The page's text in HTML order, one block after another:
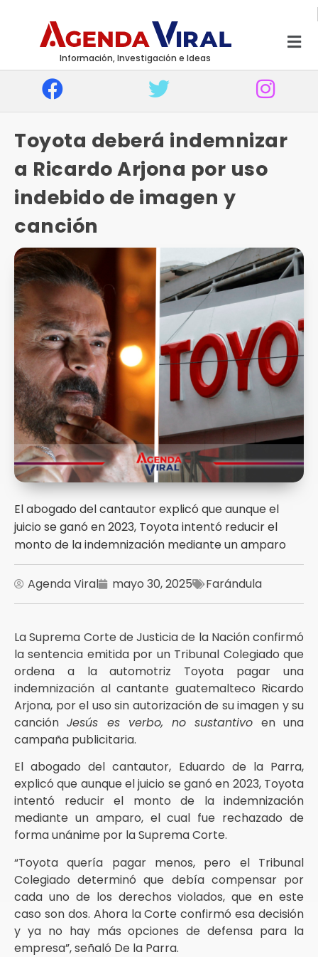
Información, Investigación e Ideas
Toyota deberá indemnizar
a Ricardo Arjona por uso
indebido de imagen y
canción
El abogado del cantautor explicó que aunque el
juicio se ganó en 2023, Toyota intentó reducir el
monto de la indemnización mediante un amparo
Agenda Viral mayo 30, 2025 Farándula
La Suprema Corte de Justicia de la Nación confirmó
la sentencia emitida por un Tribunal Colegiado que
ordena a la automotriz Toyota pagar una
indemnización al cantante guatemalteco Ricardo
Arjona, por el uso sin autorización de su imagen y su
canciónJesús es verbo, no sustantivo en una
campaña publicitaria.
El abogado del cantautor, Eduardo de la Parra,
explicó que aunque el juicio se ganó en 2023, Toyota
intentó reducir el monto de la indemnización
mediante un amparo, el cual fue rechazado de
forma unánime por la Suprema Corte.
“Toyota quería pagar menos, pero el Tribunal
Colegiado determinó que debía compensar por
cada uno de los derechos violados, que en este
caso son dos. Ahora la Corte confirmó esa decisión
y ya no hay más opciones de defensa para la
empresa”, señaló De la Parra.